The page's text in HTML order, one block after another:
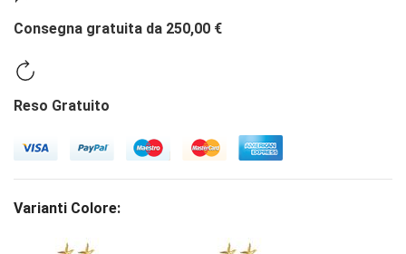
Consegna gratuita da 250,00 €
Reso Gratuito
Varianti Colore: